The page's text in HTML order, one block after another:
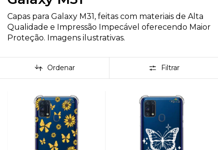
Capas para Galaxy M31, feitas com materiais de Alta
Qualidade e Impressão Impecável oferecendo Maior
Proteção. Imagens ilustrativas.
Ordenar Filtrar